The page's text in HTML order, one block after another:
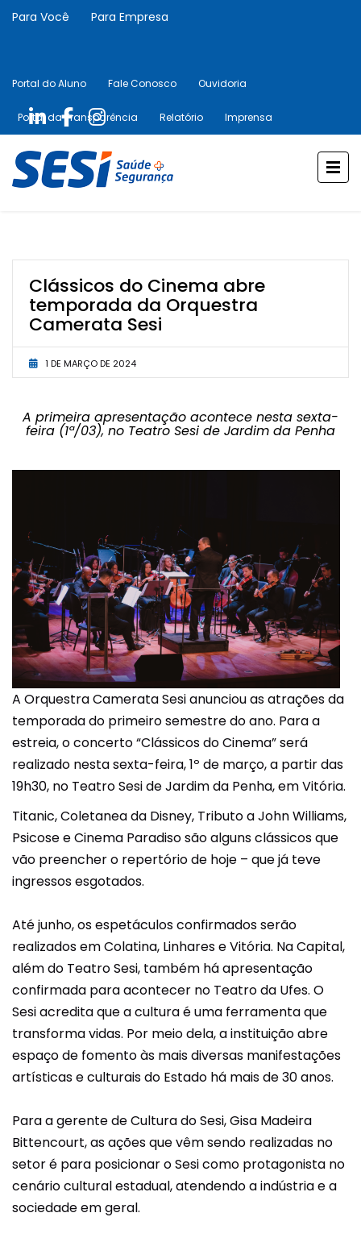
Para Você Para Empresa
Portal do Aluno Fale Conosco Ouvidoria
Portal da Transparência Relatório Imprensa
Clássicos do Cinema abre
temporada da Orquestra
Camerata Sesi
1 DE MARÇO DE 2024
A primeira apresentação acontece nesta sexta-
feira (1ª/03), no Teatro Sesi de Jardim da Penha
A Orquestra Camerata Sesi anunciou as atrações da
temporada do primeiro semestre do ano. Para a
estreia, o concerto “Clássicos do Cinema” será
realizado nesta sexta-feira, 1º de março, a partir das
19h30, no Teatro Sesi de Jardim da Penha, em Vitória.
Titanic, Coletanea da Disney, Tributo a John Williams,
Psicose e Cinema Paradiso são alguns clássicos que
vão preencher o repertório de hoje – que já teve
ingressos esgotados.
Até junho, os espetáculos confirmados serão
realizados em Colatina, Linhares e Vitória. Na Capital,
além do Teatro Sesi, também há apresentação
confirmada para acontecer no Teatro da Ufes. O
Sesi acredita que a cultura é uma ferramenta que
transforma vidas. Por meio dela, a instituição abre
espaço de fomento às mais diversas manifestações
artísticas e culturais do Estado há mais de 30 anos.
Para a gerente de Cultura do Sesi, Gisa Madeira
Bittencourt, as ações que vêm sendo realizadas no
setor é para posicionar o Sesi como protagonista no
cenário cultural estadual, atendendo a indústria e a
sociedade em geral.